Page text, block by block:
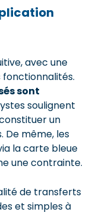
avec une
fonctionnalités.
sont
soulignent
un
De même, les
la carte bleue
une contrainte.
de transferts
et simples à